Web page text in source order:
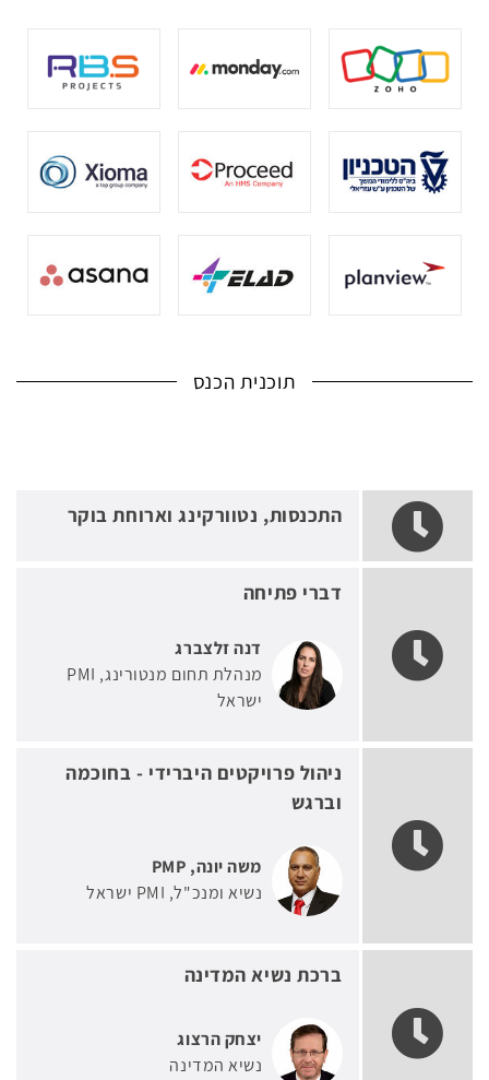
תוכנית הכנס
התכנסות, נטוורקינג וארוחת בוקר
דברי פתיחה
דנה זלצברג
מנהלת תחום מנטורינג PMI
ישראל
ניהול פרויקטים היברידי - בחוכמה
וברגש
משה יונה, PMP
נשיא ומנכ"ל PMI ישראל
ברכת נשיא המדינה
יצחק הרצוג
נשיא המדינה